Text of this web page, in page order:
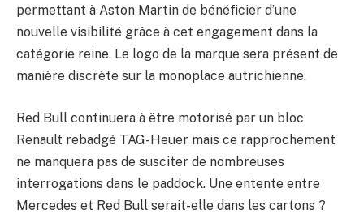
permettant à Aston Martin de bénéficier d’une
nouvelle visibilité grâce à cet engagement dans la
catégorie reine. Le logo de la marque sera présent de
manière discrète sur la monoplace autrichienne.
Red Bull continuera à être motorisé par un bloc
Renault rebadgé TAG-Heuer mais ce rapprochement
ne manquera pas de susciter de nombreuses
interrogations dans le paddock. Une entente entre
Mercedes et Red Bull serait-elle dans les cartons ?